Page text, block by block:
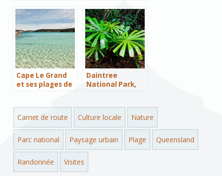
Cape Le Grand
et ses plages de
Daintree
National Park,
Carnet de route Culture locale Nature
Parc national Paysage urbain Plage Queensland
Randonnée Visites